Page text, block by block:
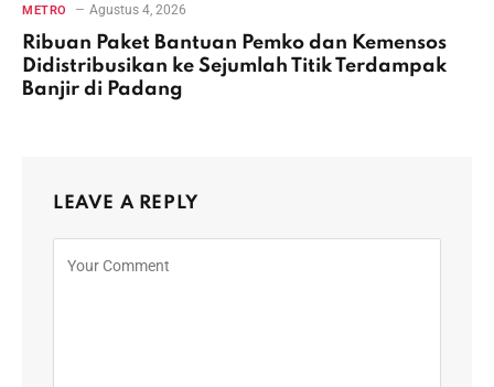
METRO Agustus 4, 2026
Ribuan Paket Bantuan Pemko dan Kemensos
Didistribusikan ke Sejumlah Titik Terdampak
Banjir di Padang
LEAVE A REPLY